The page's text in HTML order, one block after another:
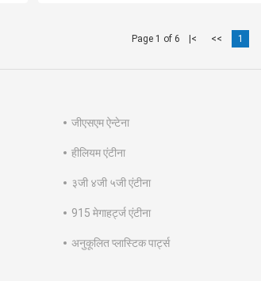
Page 1 of 6 |< << 1
जीएसएम ऐन्टेना
हीलियम एंटीना
३जी ४जी ५जी एंटीना
915 मेगाहर्ट्ज एंटीना
अनुकूलित प्लास्टिक पार्ट्स